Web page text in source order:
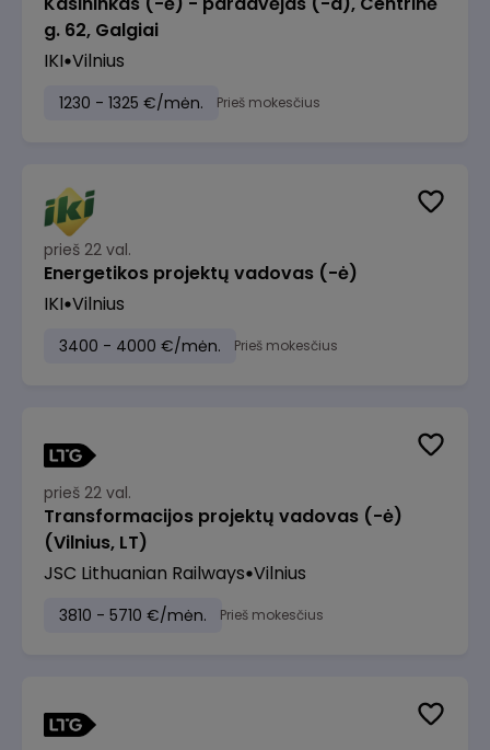
g. 62, Galgiai
IKI Vilnius
1230 - 1325 €/mėn. Prieš mokesčius
prieš 22 val.
Energetikos projektų vadovas (-ė)
IKI Vilnius
3400 - 4000 €/mėn. Prieš mokesčius
prieš 22 val.
Transformacijos projektų vadovas (-ė)
(Vilnius, LT)
JSC Lithuanian Railways Vilnius
3810 - 5710 €/mėn. Prieš mokesčius